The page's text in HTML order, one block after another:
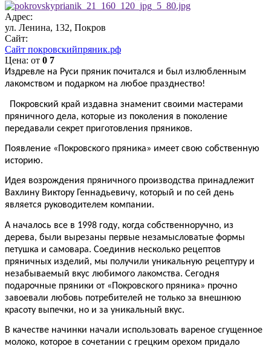
Адрес:
ул. Ленина, 132, Покров
Сайт:
Сайт покровскийпряник.рф
Цена: от 0 7
Издревле на Руси пряник почитался и был излюбленным
лакомством и подарком на любое празднество!
Покровский край издавна знаменит своими мастерами
пряничного дела, которые из поколения в поколение
передавали секрет приготовления пряников.
Появление «Покровского пряника» имеет свою собственную
историю.
Идея возрождения пряничного производства принадлежит
Вахлину Виктору Геннадьевичу, который и по сей день
является руководителем компании.
А началось все в 1998 году, когда собственноручно, из
дерева, были вырезаны первые незамысловатые формы
петушка и самовара. Соединив несколько рецептов
пряничных изделий, мы получили уникальную рецептуру и
незабываемый вкус любимого лакомства. Сегодня
подарочные пряники от «Покровского пряника» прочно
завоевали любовь потребителей не только за внешнюю
красоту выпечки, но и за уникальный вкус.
В качестве начинки начали использовать вареное сгущенное
молоко, которое в сочетании с грецким орехом придало